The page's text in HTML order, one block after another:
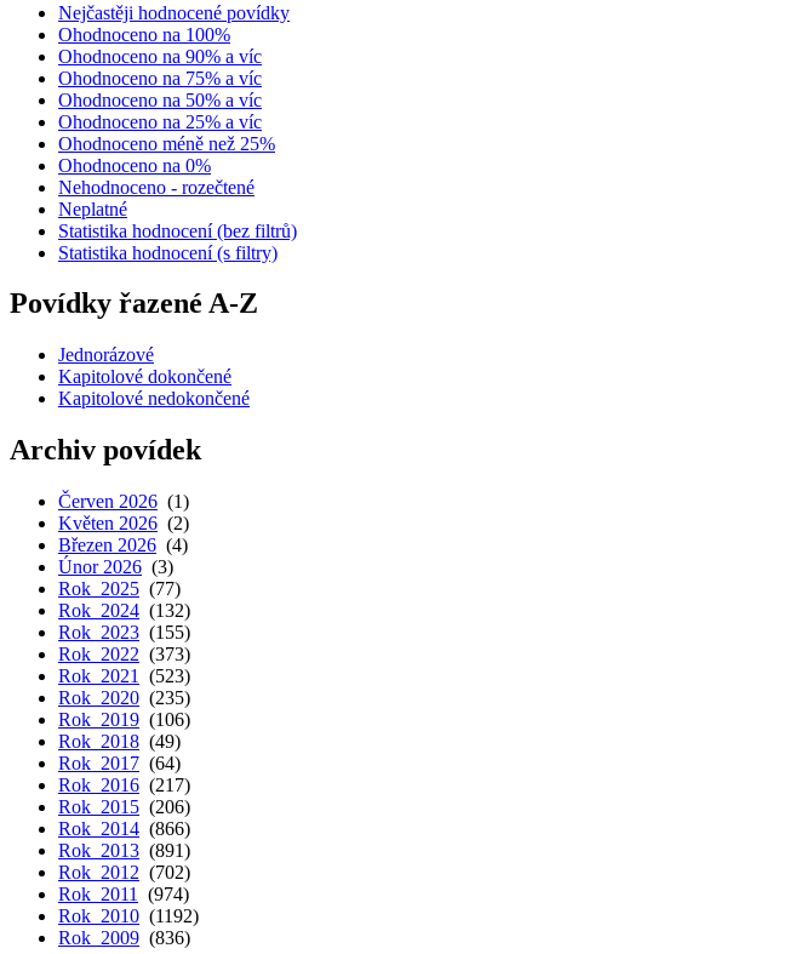
Nejčastěji hodnocené povídky
Ohodnoceno na 100%
Ohodnoceno na 90% a víc
Ohodnoceno na 75% a víc
Ohodnoceno na 50% a víc
Ohodnoceno na 25% a víc
Ohodnoceno méně než 25%
Ohodnoceno na 0%
Nehodnoceno - rozečtené
Neplatné
Statistika hodnocení (bez filtrů)
Statistika hodnocení (s filtry)
Povídky řazené A-Z
Jednorázové
Kapitolové dokončené
Kapitolové nedokončené
Archiv povídek
Červen 2026 (1)
Květen 2026 (2)
Březen 2026 (4)
Únor 2026 (3)
Rok 2025 (77)
Rok 2024 (132)
Rok 2023 (155)
Rok 2022 (373)
Rok 2021
(523)
Rok 2020 (235)
Rok 2019 (106)
Rok 2018 (49)
Rok 2017 (64)
Rok 2016 (217)
Rok 2015 (206)
Rok 2014 (866)
Rok 2013 (891)
Rok 2012 (702)
Rok 2011
(974)
Rok 2010 (1192)
Rok 2009 (836)